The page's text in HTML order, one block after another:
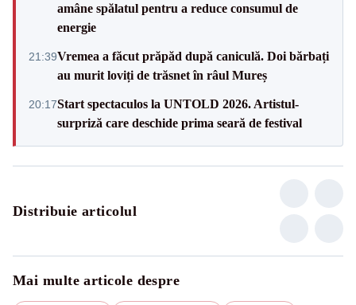
amâne spălatul pentru a reduce consumul de
energie
21:39Vremea a făcut prăpăd după caniculă. Doi bărbați
au murit loviți de trăsnet în râul Mureș
20:17Start spectaculos la UNTOLD 2026. Artistul-
surpriză care deschide prima seară de festival
Distribuie articolul
Mai multe articole despre